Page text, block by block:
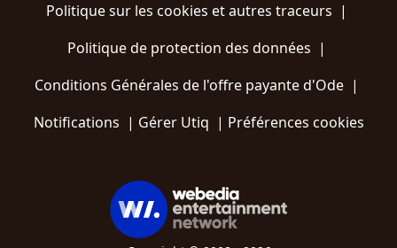
Politique sur les cookies et autres traceurs |
Politique de protection des données |
Conditions Générales de l'offre payante d'Ode |
Notifications | Gérer Utiq | Préférences cookies